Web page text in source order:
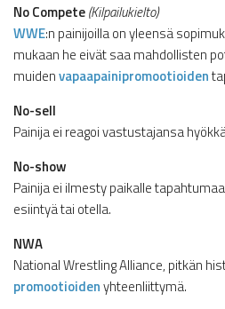
No Compete(Kilpailukielto)
WWE:n painijoilla on yleensä
mukaan he eivät saa mahdollisten
muidenvapaapainipromootioiden
No-sell
Painija ei reagoi vastustajansa
No-show
Painija ei ilmesty paikalle
esiintyä tai otella.
NWA
National Wrestling Alliance, pitkän
promootioidenyhteenliittymä.